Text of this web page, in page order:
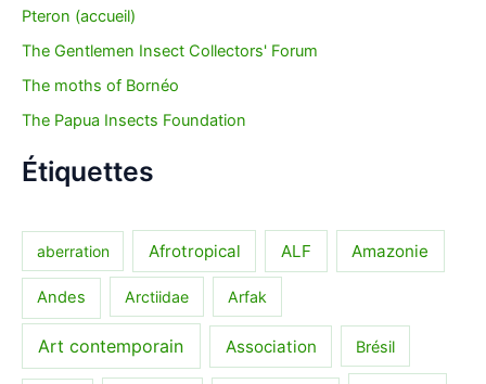
Pteron (accueil)
The Gentlemen Insect Collectors' Forum
The moths of Bornéo
The Papua Insects Foundation
Étiquettes
aberration Afrotropical ALF Amazonie
Andes Arctiidae Arfak
Art contemporain Association Brésil